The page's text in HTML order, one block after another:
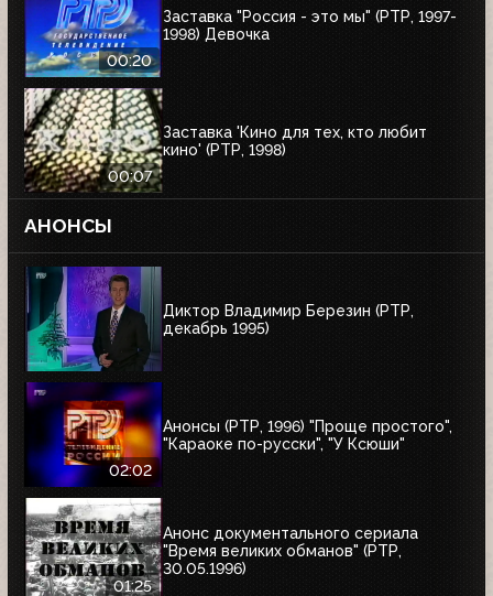
00:20
Заставка "Россия - это мы" (РТР, 1997-
1998) Девочка
00:07
Заставка 'Кино для тех, кто любит
кино' (РТР, 1998)
АНОНСЫ
Диктор Владимир Березин (РТР,
декабрь 1995)
02:02
Анонсы (РТР, 1996) "Проще простого",
"Караоке по-русски", "У Ксюши"
01:25
Анонс документального сериала
"Время великих обманов" (РТР,
30.05.1996)